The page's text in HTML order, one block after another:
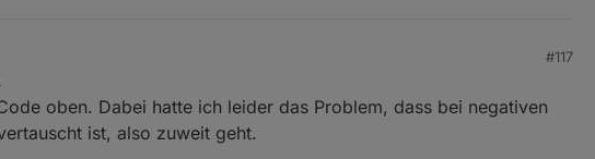
#117
oben. Dabei hatte ich leider das Problem, dass bei negativen
ist, also zuweit geht.